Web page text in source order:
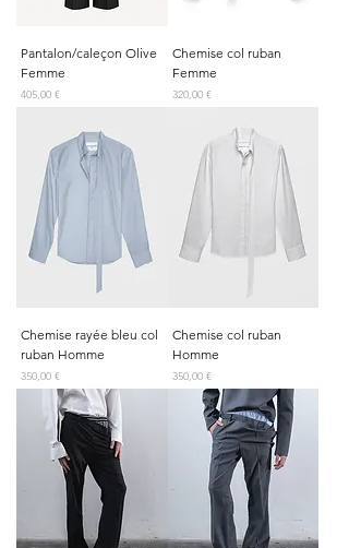
Pantalon/caleçon Olive
Femme
Prix
405,00 €
Chemise col ruban
Femme
Prix
320,00 €
Chemise rayée bleu col
ruban Homme
Prix
350,00 €
Chemise col ruban
Homme
Prix
350,00 €